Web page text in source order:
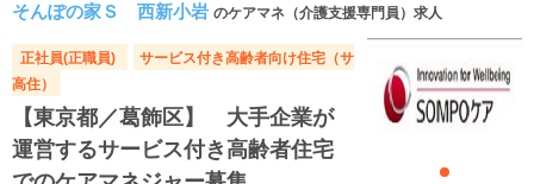
そんぽの家Ｓ 西新小岩 のケアマネ（介護支援専門員）求人
正社員(正職員)
サービス付き高齢者向け住宅（サ
高住）
【東京都／葛飾区】 大手企業が
運営するサービス付き高齢者住宅